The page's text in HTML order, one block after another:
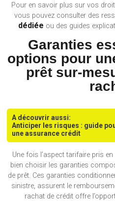
Pour en savoir plus sur vos
vous pouvez consulter des
dédiée ou des guides
Garanties
options pour
prêt sur-
A découvrir aussi:
Anticiper les risques : guide
une assurance crédit
Une fois l’aspect tarifaire pris
bien choisir les garanties
de prêt. Ces garanties
sinistre, assurent le
rachat de crédit offre